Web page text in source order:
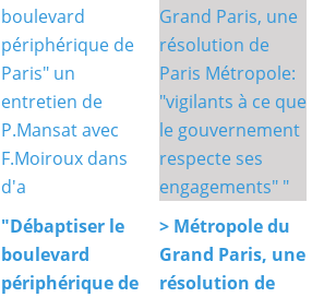
"Débaptiser le
boulevard
périphérique de
> Métropole du
Grand Paris, une
résolution de